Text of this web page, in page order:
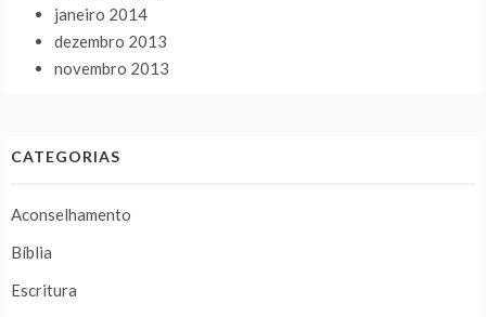
janeiro 2014
dezembro 2013
novembro 2013
CATEGORIAS
Aconselhamento
Bíblia
Escritura